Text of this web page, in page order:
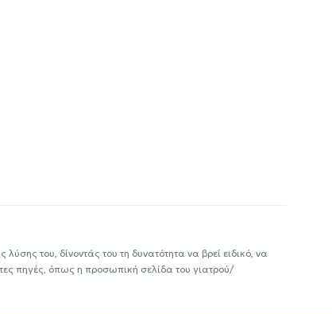
του, δίνοντάς του τη δυνατότητα να βρεί ειδικό, να
πηγές, όπως η προσωπική σελίδα του γιατρού/